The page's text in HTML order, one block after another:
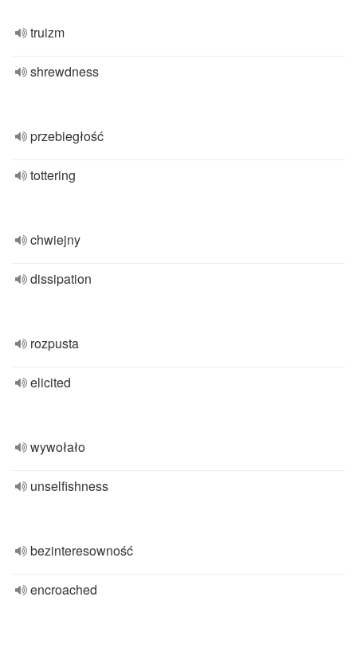
truizm
shrewdness
przebiegłość
tottering
chwiejny
dissipation
rozpusta
elicited
wywołało
unselfishness
bezinteresowność
encroached